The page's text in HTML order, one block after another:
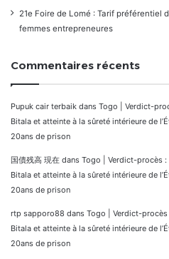
21e Foire de Lomé : Tarif préférentiel
femmes entrepreneures
Commentaires récents
Pupuk cair terbaik dans Togo | Verdict-
Bitala et atteinte à la sûreté intérieure de
20ans de prison
国債残高 現在 dans Togo | Verdict-procès
Bitala et atteinte à la sûreté intérieure de
20ans de prison
rtp sapporo88 dans Togo | Verdict-
Bitala et atteinte à la sûreté intérieure de
20ans de prison